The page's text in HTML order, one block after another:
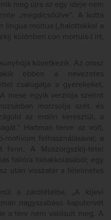
meg újra az egy ideje nem
„megdicsőülve”. A kotta
lingua mortua („halottakkal a
különben con mortuis-t írt,
következik. Az orosz
ebben a nevezetes
csalogatja a gyerekeket,
mese egyik verziója szerint
morzsolja szét, és
az erdőn keresztül, a
Hartman terve az volt,
motívum felhasználásával; a
fenn. A Muszorgszkij-tétel
falióra tiktakkolásából; egy
után visszatér a félelmetes
a zárótételbe, „A kijevi
nagyszabású kaputervét
a terv nem valósult meg. A